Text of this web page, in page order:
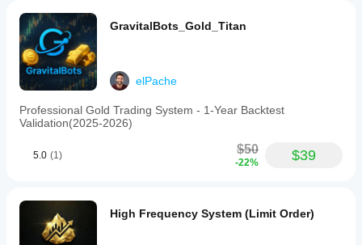
GravitalBots_Gold_Titan
elPache
Professional Gold Trading System - 1-Year Backtest
Validation(2025-2026)
5.0 (1) $50
-22% $39
High Frequency System (Limit Order)